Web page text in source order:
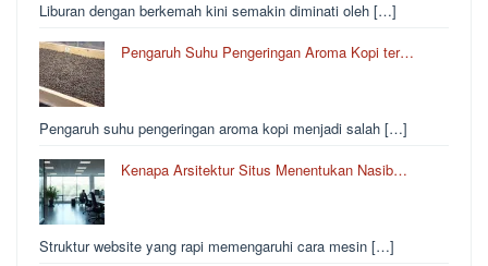
Liburan dengan berkemah kini semakin diminati oleh […]
Pengaruh Suhu Pengeringan Aroma Kopi ter…
Pengaruh suhu pengeringan aroma kopi menjadi salah […]
Kenapa Arsitektur Situs Menentukan Nasib…
Struktur website yang rapi memengaruhi cara mesin […]